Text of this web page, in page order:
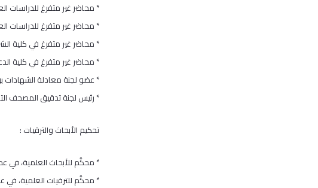
* محاضر غير متفرغ للدراسات
* محاضر غير متفرغ للدراسات
* محاضر غير متفرغ في كلية
* محاضر غير متفرغ في كلية الدعوة
* عضو لجنة معادلة الشهادات
* رئيس لجنة تدقيق المصحف
تحكيم الأبحاث والترقيات :
* محكَّم للأبحاث العلمية، في
* محكَّم للترقيات العلمية، في